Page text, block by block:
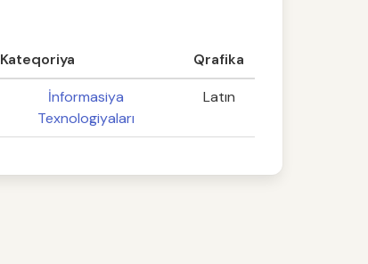
Kateqoriya
Qrafika
İnformasiya
Texnologiyaları
Latın